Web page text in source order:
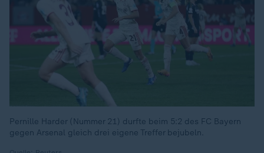
Pernille Harder (Nummer 21) durfte beim 5:2 des FC Bayern
gegen Arsenal gleich drei eigene Treffer bejubeln.